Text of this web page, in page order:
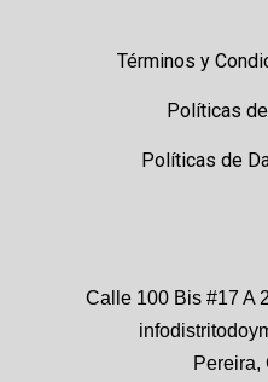
Términos y
Políticas
Políticas de
Calle 100 Bis #17 A
Pereira,